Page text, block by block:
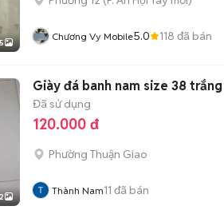
5 Chương Vy Mobile5.0 118 đã bán
Giày đá banh nam size 38 trắng
Đã sử dụng
120.000 đ
Phường Thuận Giao
Thành Nam11 đã bán